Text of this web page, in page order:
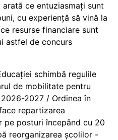
ce entuziasmați sunt
cu experiență să vină la
resurse financiare sunt
astfel de concurs
schimbă regulile
de mobilitate pentru
2027 / Ordinea în
repartizarea
pe posturi începând cu 20
reorganizarea școlilor -